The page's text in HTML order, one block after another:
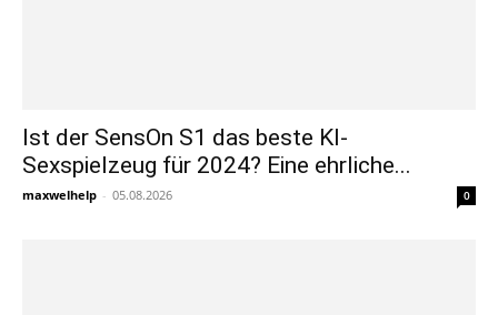
Ist der SensOn S1 das beste KI-
Sexspielzeug für 2024? Eine ehrliche...
maxwelhelp - 05.08.2026 0